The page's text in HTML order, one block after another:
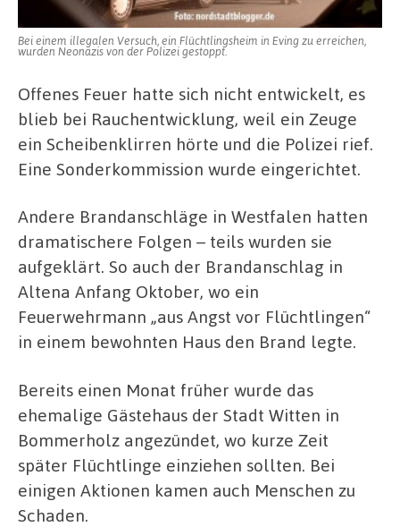
Bei einem illegalen Versuch, ein Flüchtlingsheim in Eving zu erreichen,
wurden Neonazis von der Polizei gestoppt.
Offenes Feuer hatte sich nicht entwickelt, es
blieb bei Rauchentwicklung, weil ein Zeuge
ein Scheibenklirren hörte und die Polizei rief.
Eine Sonderkommission wurde eingerichtet.
Andere Brandanschläge in Westfalen hatten
dramatischere Folgen – teils wurden sie
aufgeklärt. So auch der Brandanschlag in
Altena Anfang Oktober, wo ein
Feuerwehrmann „aus Angst vor Flüchtlingen“
in einem bewohnten Haus den Brand legte.
Bereits einen Monat früher wurde das
ehemalige Gästehaus der Stadt Witten in
Bommerholz angezündet, wo kurze Zeit
später Flüchtlinge einziehen sollten. Bei
einigen Aktionen kamen auch Menschen zu
Schaden.